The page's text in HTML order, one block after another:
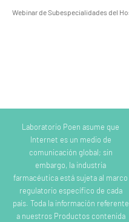
Webinar de Subespecialidades del
Laboratorio Poen asume que
Internet es un medio de
comunicación global; sin
embargo, la industria
farmacéutica está sujeta al marco
regulatorio específico de cada
país. Toda la información referente
a nuestros Productos contenida